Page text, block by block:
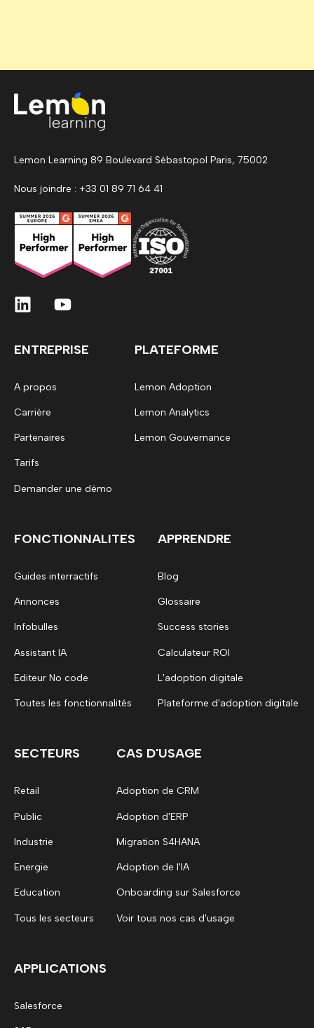
Lemon Learning 89 Boulevard Sébastopol Paris, 75002
Nous joindre : +33 01 89 71 64 41
ENTREPRISE
A propos
Carrière
Partenaires
Tarifs
Demander une démo
PLATEFORME
Lemon Adoption
Lemon Analytics
Lemon Gouvernance
FONCTIONNALITES
Guides interractifs
Annonces
Infobulles
Assistant IA
Editeur No code
Toutes les fonctionnalités
APPRENDRE
Blog
Glossaire
Success stories
Calculateur ROI
L'adoption digitale
Plateforme d'adoption digitale
SECTEURS
Retail
Public
Industrie
Energie
Education
Tous les secteurs
CAS D'USAGE
Adoption de CRM
Adoption d'ERP
Migration S4HANA
Adoption de l'IA
Onboarding sur Salesforce
Voir tous nos cas d'usage
APPLICATIONS
Salesforce